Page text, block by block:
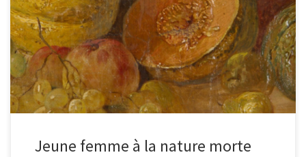
Jeune femme à la nature morte Peinture à l’huile sur toile. 40×30
cm Signée en bas à droite. Avec expertise […]
Jeune femme à la nature morte